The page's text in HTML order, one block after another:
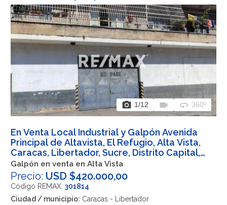
photo_camera 1/12 videocam 360 360º
En Venta Local Industrial y Galpón Avenida
Principal de Altavista, El Refugio, Alta Vista,
Caracas, Libertador, Sucre, Distrito Capital,
1030, VEN
Galpón en venta en Alta Vista
Precio: USD $420.000,00
Código REMAX: 301814
Ciudad / municipio: Caracas - Libertador